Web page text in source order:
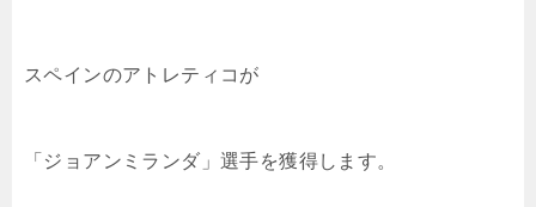
スペインのアトレティコが
「ジョアンミランダ」選手を獲得します。